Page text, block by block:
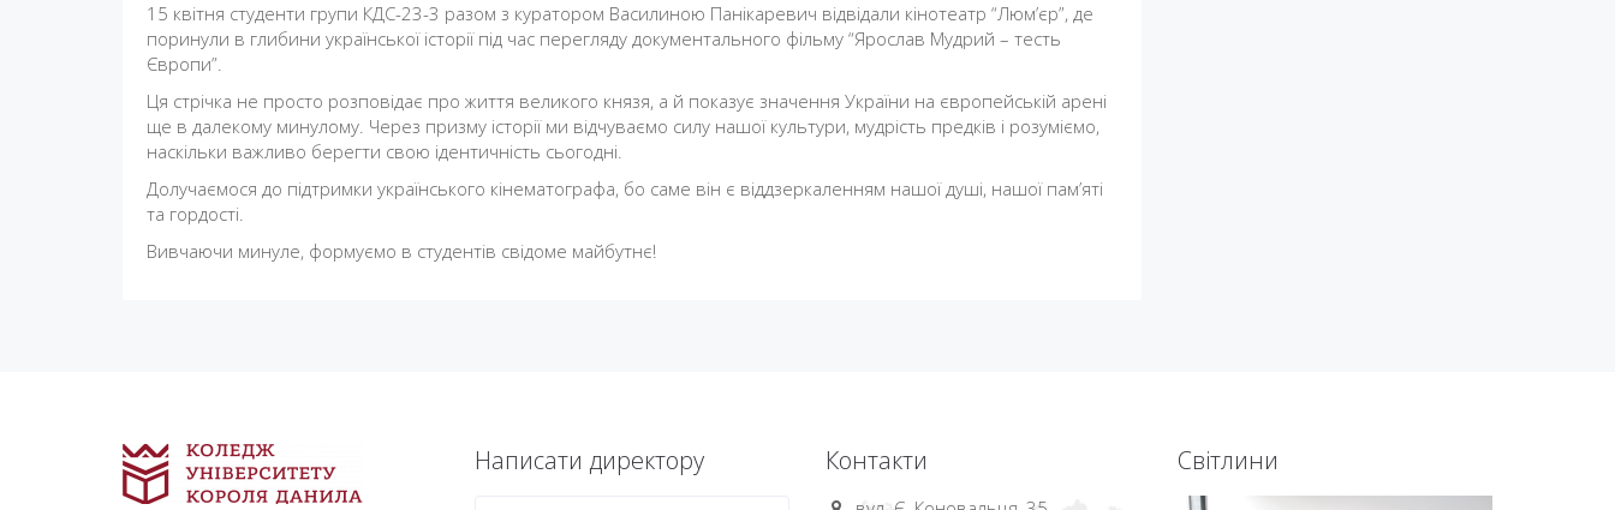
15 квітня студенти групи КДС-23-3 разом з куратором Василиною Панікаревич відвідали кінотеатр “Люм’єр”, де
поринули в глибини української історії під час перегляду документального фільму “Ярослав Мудрий – тесть
Європи”.
Ця стрічка не просто розповідає про життя великого князя, а й показує значення України на європейській арені
ще в далекому минулому. Через призму історії ми відчуваємо силу нашої культури, мудрість предків і розуміємо,
наскільки важливо берегти свою ідентичність сьогодні.
Долучаємося до підтримки українського кінематографа, бо саме він є віддзеркаленням нашої душі, нашої пам’яті
та гордості.
Вивчаючи минуле, формуємо в студентів свідоме майбутнє!
Написати директору Контакти Світлини